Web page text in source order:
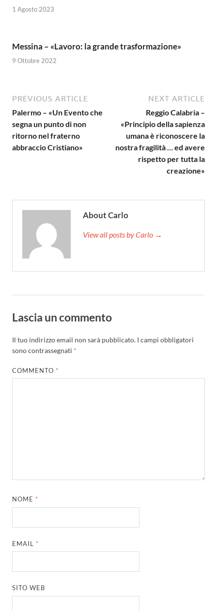
1 Agosto 2023
Messina – «Lavoro: la grande trasformazione»
9 Ottobre 2022
PREVIOUS ARTICLE
Palermo – «Un Evento che
segna un punto di non
ritorno nel fraterno
abbraccio Cristiano»
NEXT ARTICLE
Reggio Calabria –
«Principio della sapienza
umana è riconoscere la
nostra fragilità … ed avere
rispetto per tutta la
creazione»
About Carlo
View all posts by Carlo →
Lascia un commento
Il tuo indirizzo email non sarà pubblicato. I campi obbligatori
sono contrassegnati *
COMMENTO *
NOME *
EMAIL *
SITO WEB